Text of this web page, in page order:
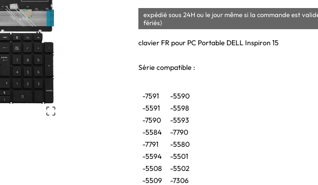

expédié sous 24H ou le jour même si la commande est
fériés)
clavier FR pour PC Portable DELL Inspiron 15
Série compatible :
-7591
-5591
-7590
-5584
-7791
-5594
-5508
-5509
-5590
-5598
-5593
-7790
-5580
-5501
-5502
-7306